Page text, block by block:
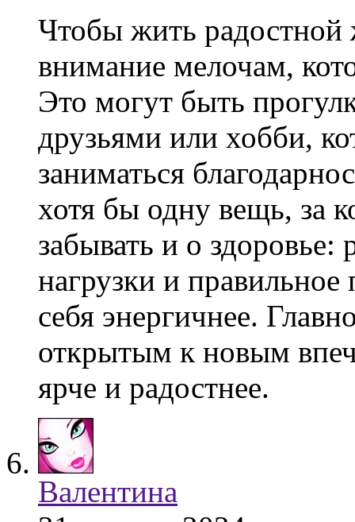
Чтобы жить радостной
внимание мелочам,
Это могут быть
друзьями или хобби,
заниматься
хотя бы одну вещь, за
забывать и о здоровье:
нагрузки и правильное
себя энергичнее.
открытым к новым
ярче и радостнее.
Валентина